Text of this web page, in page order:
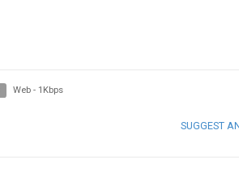
Web - 1Kbps
SUGGEST